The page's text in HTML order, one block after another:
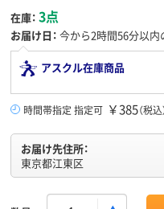
在庫： 3点
お届け日： 今から2時間56分以内
アスクル在庫商品
時間帯指定 指定可 ￥385（税込
お届け先住所：
東京都江東区